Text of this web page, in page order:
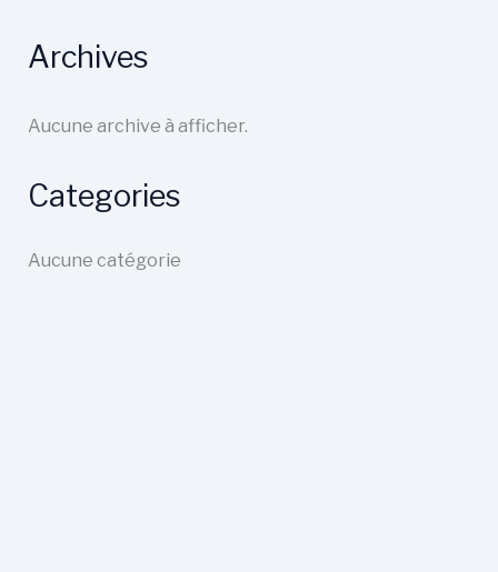
Archives
Aucune archive à afficher.
Categories
Aucune catégorie